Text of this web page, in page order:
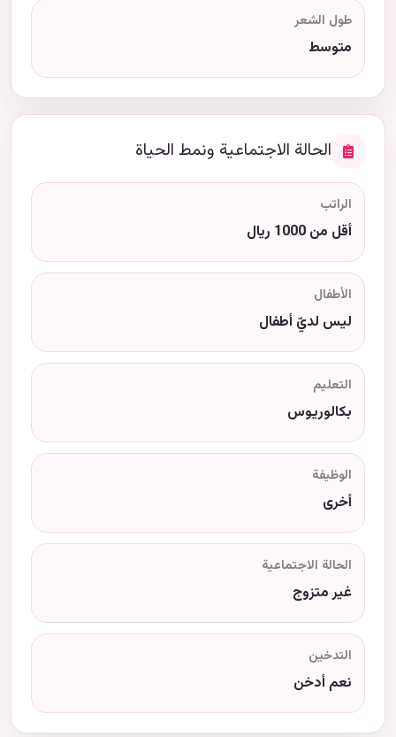
طول الشعر
متوسط
الحالة الاجتماعية ونمط الحياة
الراتب
أقل من 1000 ريال
الأطفال
ليس لديّ أطفال
التعليم
بكالوريوس
الوظيفة
أخرى
الحالة الاجتماعية
غير متزوج
التدخين
نعم أدخن